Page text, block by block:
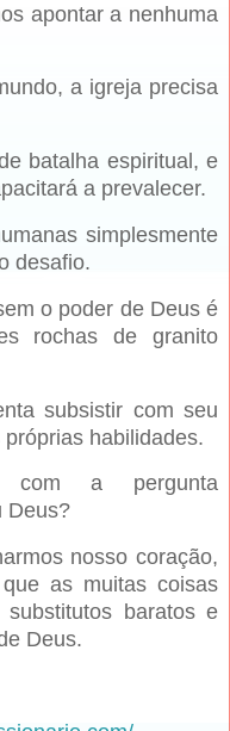
apontar a nenhuma
a igreja precisa
batalha espiritual, e
a prevalecer.
simplesmente
desafio.
o poder de Deus é
rochas de granito
subsistir com seu
habilidades.
com a pergunta
Deus?
nosso coração,
as muitas coisas
baratos e
Deus.